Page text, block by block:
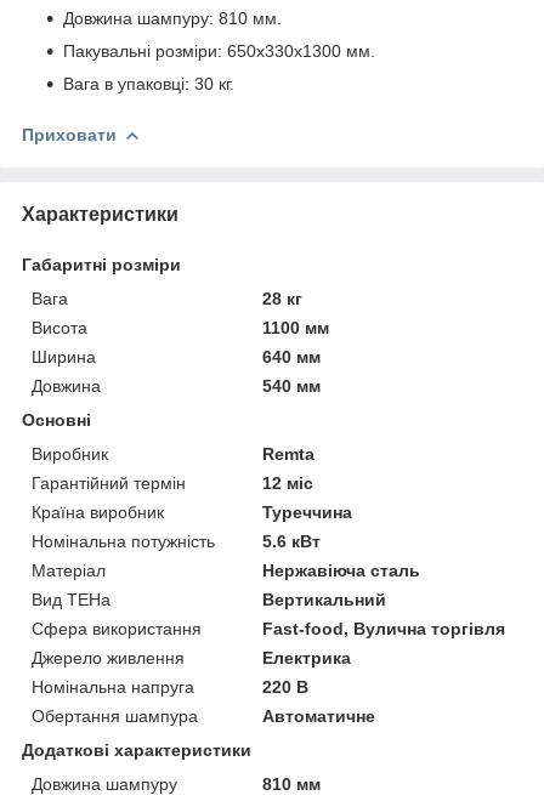
Довжина шампуру: 810 мм.
Пакувальні розміри: 650х330х1300 мм.
Вага в упаковці: 30 кг.
Приховати
Характеристики
Габаритні розміри
Вага
28 кг
Висота
1100 мм
Ширина
640 мм
Довжина
540 мм
Основні
Виробник
Remta
Гарантійний термін
12 міс
Країна виробник
Туреччина
Номінальна потужність
5.6 кВт
Матеріал
Нержавіюча сталь
Вид ТЕНа
Вертикальний
Сфера використання
Fast-food, Вулична торгівля
Джерело живлення
Електрика
Номінальна напруга
220 В
Обертання шампура
Автоматичне
Додаткові характеристики
Довжина шампуру
810 мм